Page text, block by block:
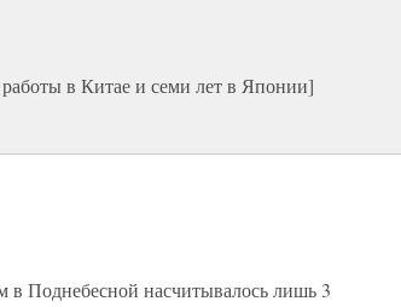
в Китае и семи лет в Японии]
в Поднебесной насчитывалось лишь 3